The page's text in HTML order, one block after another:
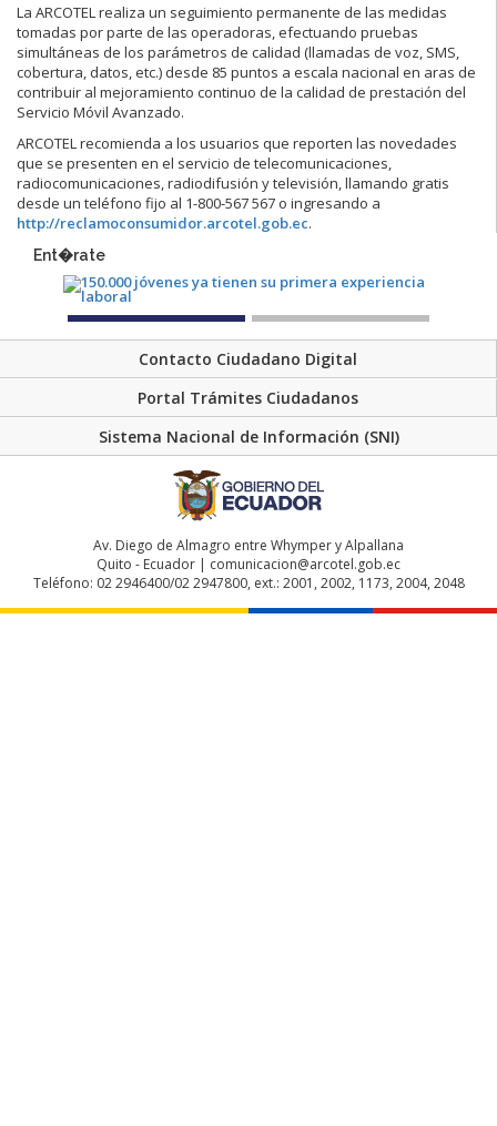
La ARCOTEL realiza un seguimiento permanente de las medidas
tomadas por parte de las operadoras, efectuando pruebas
simultáneas de los parámetros de calidad (llamadas de voz, SMS,
cobertura, datos, etc.) desde 85 puntos a escala nacional en aras de
contribuir al mejoramiento continuo de la calidad de prestación del
Servicio Móvil Avanzado.
ARCOTEL recomienda a los usuarios que reporten las novedades
que se presenten en el servicio de telecomunicaciones,
radiocomunicaciones, radiodifusión y televisión, llamando gratis
desde un teléfono fijo al 1-800-567 567 o ingresando a
http://reclamoconsumidor.arcotel.gob.ec.
Ent�rate
Contacto Ciudadano Digital
Portal Trámites Ciudadanos
Sistema Nacional de Información (SNI)
Av. Diego de Almagro entre Whymper y Alpallana
Quito - Ecuador | comunicacion@arcotel.gob.ec
Teléfono: 02 2946400/02 2947800, ext.: 2001, 2002, 1173, 2004, 2048